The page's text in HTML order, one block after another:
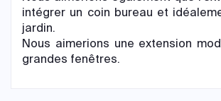
intégrer un coin bureau et
jardin.
Nous aimerions une extension
grandes fenêtres.